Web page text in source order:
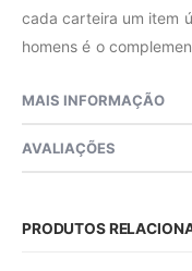
cada carteira um item
homens é o
MAIS INFORMAÇÃO
AVALIAÇÕES
PRODUTOS